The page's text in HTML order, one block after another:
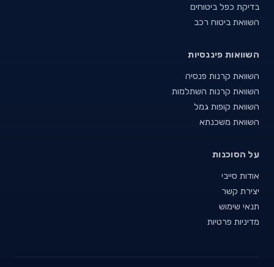
בדיקת כפל ביטוחים
השוואת ביטוח רכב
השוואות פיננסיות
השוואת קרנות פנסיה
השוואת קרנות השתלמות
השוואת קופות גמל
השוואת משכנתא
על הסוכנות
אודות סייבי
יצירת קשר
תנאי שימוש
מדיניות פרטיות